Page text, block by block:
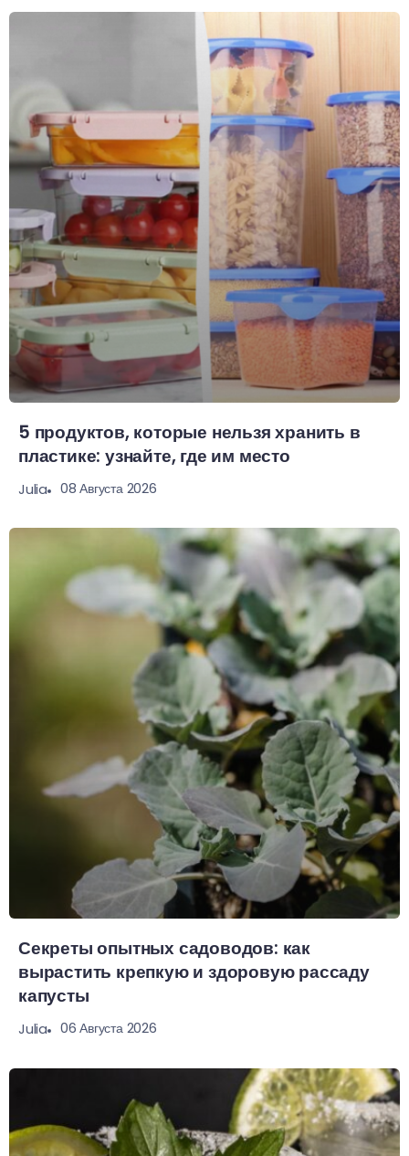
5 продуктов, которые нельзя хранить в
пластике: узнайте, где им место
Julia 08 Августа 2026
Секреты опытных садоводов: как
вырастить крепкую и здоровую рассаду
капусты
Julia 06 Августа 2026